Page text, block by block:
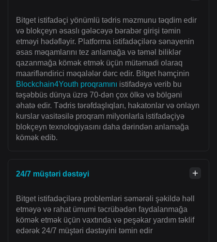
Bitget istifadəçi yönümlü tədris məzmunu təqdim edir
və blokçeyn əsaslı gələcəyə bərabər girişi təmin
etməyi hədəfləyir. Platforma istifadəçilərə sənayenin
əsas məqamlarını tez anlamağa və təməl biliklər
qazanmağa kömək etmək üçün mütəmadi olaraq
maarifləndirici məqalələr dərc edir. Bitget həmçinin
Blockchain4Youth proqramını istifadəyə verib bu
təşəbbüs dünya üzrə 70-dən çox ölkə və bölgəni
əhatə edir. Tədris tərəfdaşlıqları, hakatonlar və onlayn
kurslar vasitəsilə proqram milyonlarla istifadəçiyə
blokçeyn texnologiyasını daha dərindən anlamağa
kömək edib.
24/7 müştəri dəstəyi
Bitget istifadəçilərə problemləri səmərəli şəkildə həll
etməyə və rahat ümumi təcrübədən faydalanmağa
kömək etmək üçün vaxtında və peşəkar yardım təklif
edərək 24/7 müştəri dəstəyini təmin edir